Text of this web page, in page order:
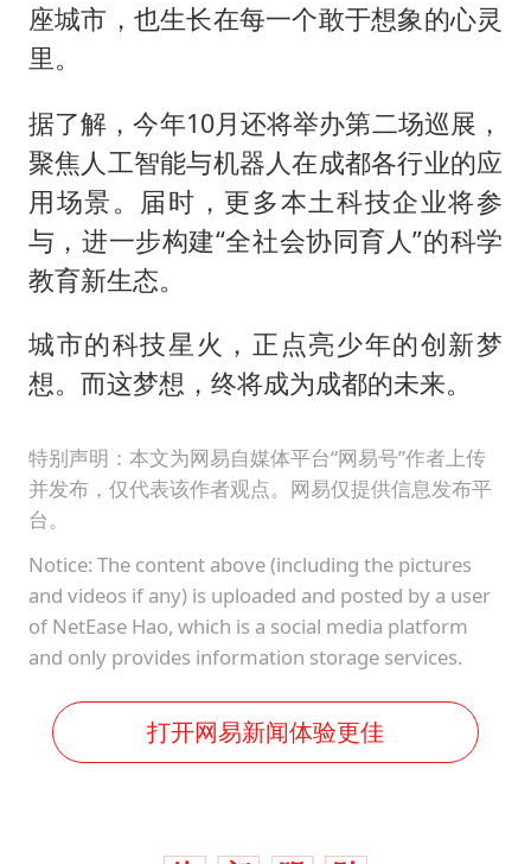
座城市，也生长在每一个敢于想象的心灵
里。
据了解，今年10月还将举办第二场巡展，
聚焦人工智能与机器人在成都各行业的应
用场景。届时，更多本土科技企业将参
与，进一步构建“全社会协同育人”的科学
教育新生态。
城市的科技星火，正点亮少年的创新梦
想。而这梦想，终将成为成都的未来。
特别声明：本文为网易自媒体平台“网易号”作者上传
并发布，仅代表该作者观点。网易仅提供信息发布平
台。
Notice: The content above (including the pictures
and videos if any) is uploaded and posted by a user
of NetEase Hao, which is a social media platform
and only provides information storage services.
打开网易新闻体验更佳